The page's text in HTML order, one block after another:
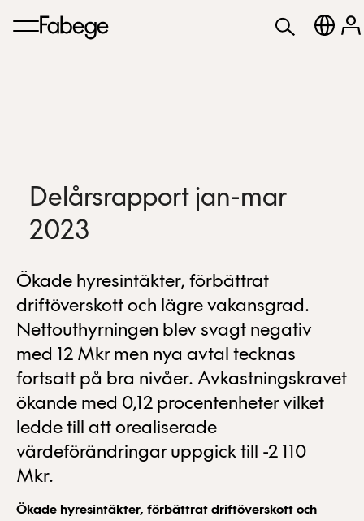
Delårsrapport jan-mar
2023
Ökade hyresintäkter, förbättrat
driftöverskott och lägre vakansgrad.
Nettouthyrningen blev svagt negativ
med 12 Mkr men nya avtal tecknas
fortsatt på bra nivåer. Avkastnings­kravet
ökande med 0,12 procentenheter vilket
ledde till att oreali­serade
värdeförändringar uppgick till -2 110
Mkr.
Ökade hyresintäkter, förbättrat driftöverskott och